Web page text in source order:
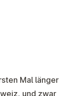
Mal länger
und zwar